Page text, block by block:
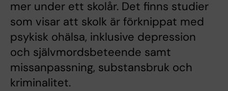
mer under ett skolår. Det finns studier
som visar att skolk är förknippat med
psykisk ohälsa, inklusive depression
och självmordsbeteende samt
missanpassning, substansbruk och
kriminalitet.